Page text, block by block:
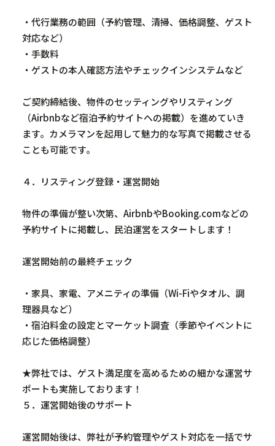
・代行業務の範囲（予約管理、清掃、価格調整、ゲスト
対応など）
・手数料
・ゲストの本人確認方法やチェックインシステムなど
ご契約締結後、物件のセッティングやリスティング
（Airbnbなど宿泊予約サイトへの掲載）を進めていき
ます。カメラマンを起用して魅力的な写真で掲載させる
ことも可能です。
４．リスティング登録・運営開始
物件の準備が整い次第、 AirbnbやBooking.comなどの
予約サイトに掲載し、民泊運営をスタートします！
運営開始前の最終チェック
・家具、家電、アメニティの準備（Wi-Fiやタオル、調
理器具など）
・宿泊料金の設定とマーケット調査（季節やイベントに
応じた価格調整）
★弊社では、ゲスト満足度を高めるための細かな運営サ
ポートも実施しております！
５．運営開始後のサポート
運営開始後は、弊社が予約管理やゲスト対応を一括でサ